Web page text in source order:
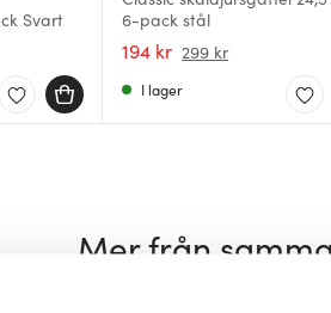
Svart
6-pack stål
194 kr 299 kr
I lager
Mer från